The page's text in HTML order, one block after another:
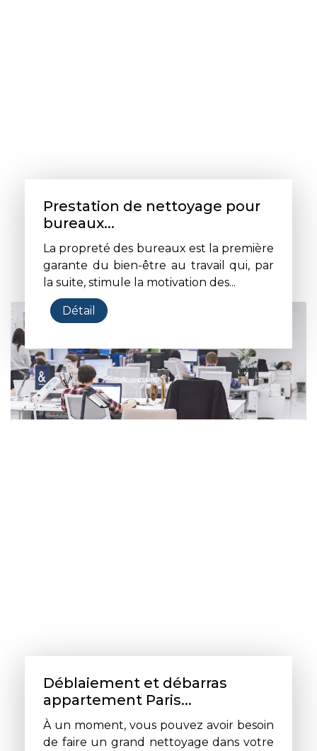
Prestation de nettoyage pour
bureaux...
La propreté des bureaux est la première
garante du bien-être au travail qui, par
la suite, stimule la motivation des...
Détail
Déblaiement et débarras
appartement Paris...
À un moment, vous pouvez avoir besoin
de faire un grand nettoyage dans votre